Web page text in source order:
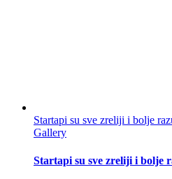
Startapi su sve zreliji i bolje
Gallery
Startapi su sve zreliji i bolje